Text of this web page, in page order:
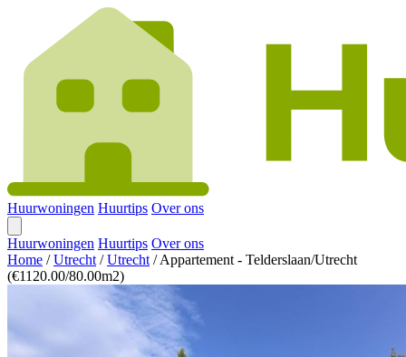
Huurwoningen Huurtips Over ons
Huurwoningen Huurtips Over ons
Home / Utrecht / Utrecht /Appartement - Telderslaan/Utrecht
(€1120.00/80.00m2)